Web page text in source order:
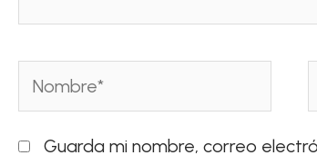
Nombre*
Guarda mi nombre, correo